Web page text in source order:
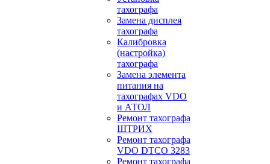
тахографа
Замена дисплея
тахографа
Калибровка
(настройка)
тахографа
Замена элемента
питания на
тахографах VDO
и АТОЛ
Ремонт тахографа
ШТРИХ
Ремонт тахографа
VDO DTCO 3283
Ремонт тахографа